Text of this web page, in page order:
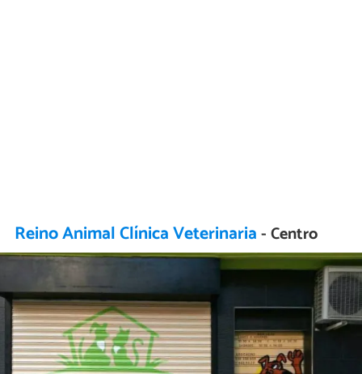
Reino Animal Clínica Veterinaria- Centro